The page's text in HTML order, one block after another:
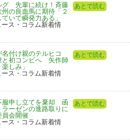
グ 先輩に続け！斉藤
の良血馬に期待「２
いて瞬発力ある」
ース・コラム新着情
あとで読む
付け親のテルヒコ
初コンビへ 矢作師
しみ」
ース・コラム新着情
あとで読む
服申し立てを棄却 函
ーゼンの進路取りに
会開催
ース・コラム新着情
あとで読む